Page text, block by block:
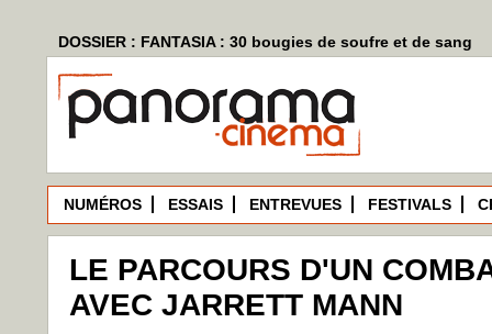
DOSSIER : FANTASIA : 30 bougies de soufre et de sang
NUMÉROS ESSAIS ENTREVUES FESTIVALS
LE PARCOURS D'UN
AVEC JARRETT MANN